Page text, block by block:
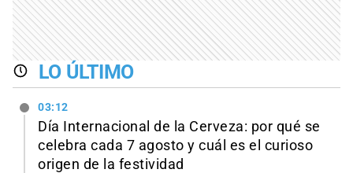
LO ÚLTIMO
03:12
Día Internacional de la Cerveza: por qué se
celebra cada 7 agosto y cuál es el curioso
origen de la festividad